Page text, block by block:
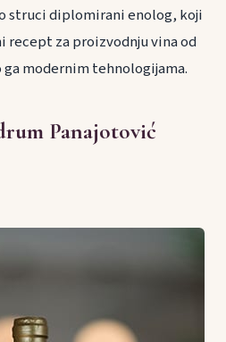
struci diplomirani enolog, koji
za proizvodnju vina od
modernim tehnologijama.
Panajotović